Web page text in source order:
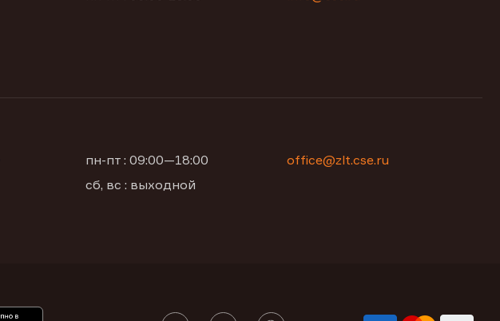
пн-пт : 09:00—18:00
сб, вс : выходной
office@zlt.cse.ru